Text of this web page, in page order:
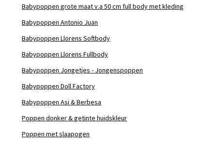
Babypoppen grote maat v.a 50 cm full body met kleding
Babypoppen Antonio Juan
Babypoppen Llorens Softbody
Babypoppen Llorens Fullbody
Babypoppen Jongetjes - Jongenspoppen
Babypoppen Doll Factory
Babypoppen Asi & Berbesa
Poppen donker & getinte huidskleur
Poppen met slaapogen